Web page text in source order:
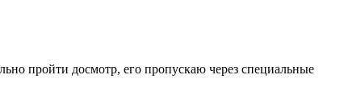
пройти досмотр, его пропускаю через специальные